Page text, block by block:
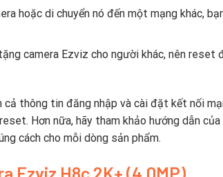
hoặc di chuyển nó đến một mạng khác,
camera Ezviz cho người khác, nên reset
thông tin đăng nhập và cài đặt kết nối
Hơn nữa, hãy tham khảo hướng dẫn của
cách cho mỗi dòng sản phẩm.
Ezviz H8c 2K+ (4.0MP)